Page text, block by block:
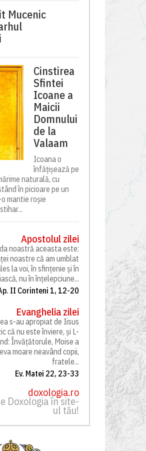
Mucenic
Cinstirea
Sfintei
Icoane a
Maicii
Domnului
de la
Valaam
Icoana o
înfățișează pe
naturală, cu
în picioare pe un
mantie roșie
Apostolul zilei
noastră aceasta este:
noastre că am umblat
la voi, în sfințenie și în
nu în înțelepciune...
II Corinteni 1, 12-20
Evanghelia zilei
s-au apropiat de Iisus
că nu este înviere, și L-
Învățătorule, Moise a
moare neavând copii,
fratele...
Ev. Matei 22, 23-33
doxologia.ro
Doxologia în site-
ul tău!